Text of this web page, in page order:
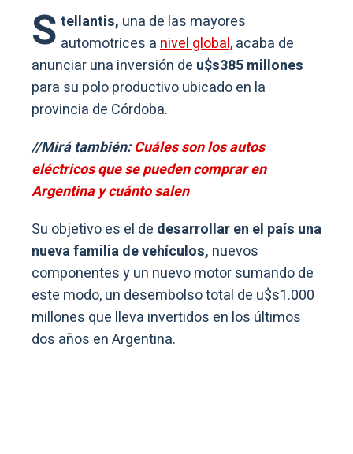
S tellantis, una de las mayores
automotrices anivel global,acaba de
anunciar una inversión de u$s385 millones
para su polo productivo ubicado en la
provincia de Córdoba.
//Mirá también:Cuáles son los autos
eléctricos que se pueden comprar en
Argentina y cuánto salen
Su objetivo es el de desarrollar en el país una
nueva familia de vehículos, nuevos
componentes y un nuevo motor sumando de
este modo, un desembolso total de u$s1.000
millones que lleva invertidos en los últimos
dos años en Argentina.